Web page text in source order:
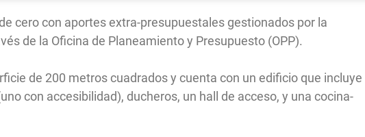
cero con aportes extra-presupuestales gestionados por la
de la Oficina de Planeamiento y Presupuesto (OPP).
de 200 metros cuadrados y cuenta con un edificio que incluye
con accesibilidad), ducheros, un hall de acceso, y una cocina-